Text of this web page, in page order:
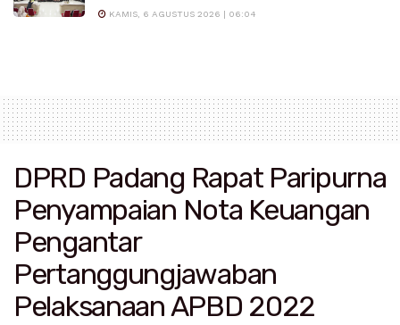
KAMIS, 6 AGUSTUS 2026 | 06:04
DPRD Padang Rapat Paripurna
Penyampaian Nota Keuangan
Pengantar
Pertanggungjawaban
Pelaksanaan APBD 2022